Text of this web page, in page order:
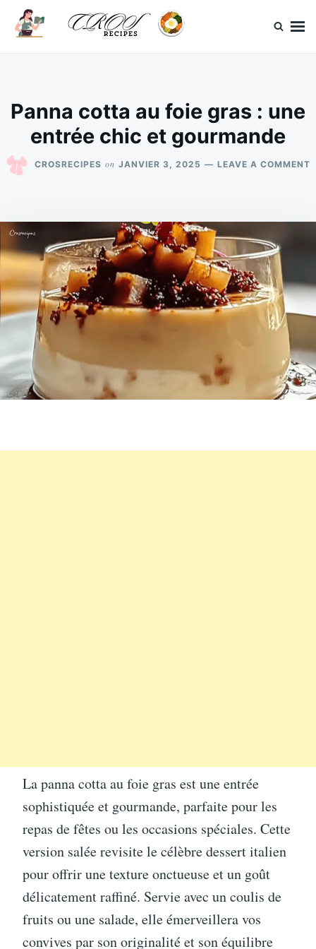
SkipSearch
for:
Panna cotta au foie gras : une
entrée chic et gourmande
CROSRECIPES on JANVIER 3, 2025 LEAVE A COMMENT
La panna cotta au foie gras est une entrée
sophistiquée et gourmande, parfaite pour les
repas de fêtes ou les occasions spéciales. Cette
version salée revisite le célèbre dessert italien
pour offrir une texture onctueuse et un goût
délicatement raffiné. Servie avec un coulis de
fruits ou une salade, elle émerveillera vos
convives par son originalité et son équilibre